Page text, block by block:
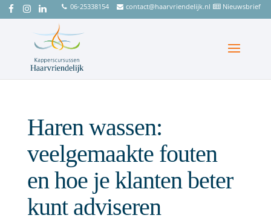
06-25338154 contact@haarvriendelijk.nl Nieuwsbrief
Haren wassen:
veelgemaakte fouten
en hoe je klanten beter
kunt adviseren